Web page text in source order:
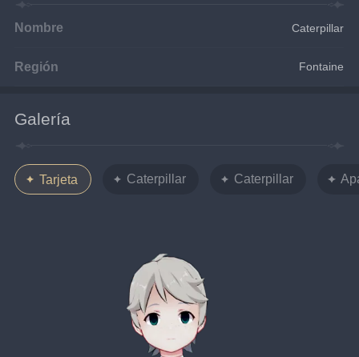
Nombre Caterpillar
Región Fontaine
Galería
Tarjeta Caterpillar Caterpillar